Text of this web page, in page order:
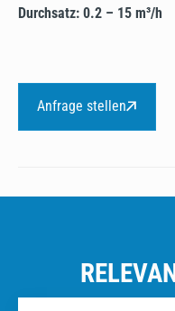
Durchsatz: 0.2 – 15 m³/h
Anfrage stellen